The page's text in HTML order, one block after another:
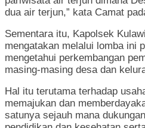
dua air terjun,” kata Camat
Sementara itu, Kapolsek
mengatakan melalui lomba ini
mengetahui perkembangan
masing-masing desa dan
Hal itu terutama terhadap
memajukan dan
satunya sejauh mana